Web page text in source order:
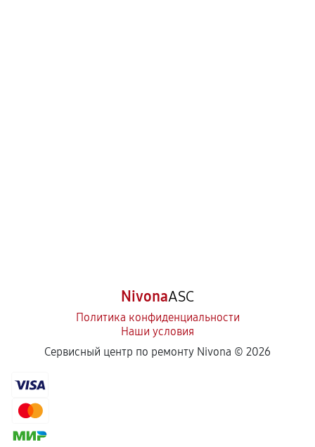
NivonaASC
Политика конфиденциальности
Наши условия
Сервисный центр по ремонту Nivona © 2026